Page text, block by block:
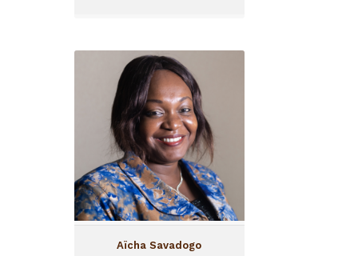
Aïcha Savadogo
Aïcha Savadogo
Responsable Investissement
Aïcha Savadogo est
responsable
d'investissement chez
Sinergi Burkina,